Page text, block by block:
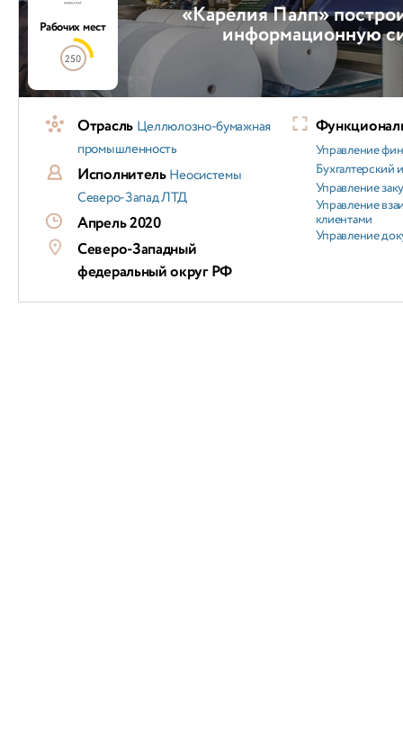
«Карелия Палп»
информационную
Рабочих мест
250
Отрасль Целлюлозно-бумажная
промышленность
ИсполнительНеосистемы
Северо-Запад ЛТД
Апрель 2020
Северо-Западный
федеральный округ РФ
Управление
Бухгалтерский
Управление
Управление
клиентами
Управление